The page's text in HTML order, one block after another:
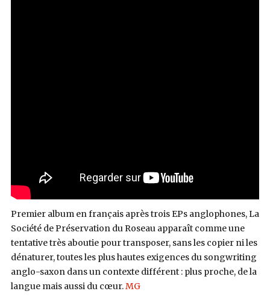
Premier album en français après trois EPs anglophones, La
Société de Préservation du Roseau apparaît comme une
tentative très aboutie pour transposer, sans les copier ni les
dénaturer, toutes les plus hautes exigences du songwriting
anglo-saxon dans un contexte différent : plus proche, de la
langue mais aussi du cœur.MG